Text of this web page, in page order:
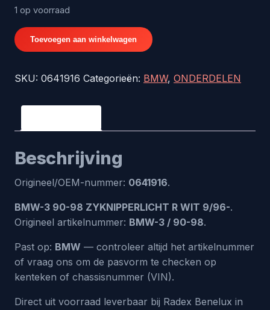
1 op voorraad
BMW-
3
98
-
nr.
aantal
Toevoegen aan winkelwagen
SKU: 0641916 Categorieën: BMW, ONDERDELEN
Beschrijving
Origineel/OEM-nummer: 0641916.
BMW-3 90-98 ZYKNIPPERLICHT R WIT 9/96-.
Origineel artikelnummer: BMW-3 / 90-98.
Past op: BMW — controleer altijd het artikelnummer
of vraag ons om de pasvorm te checken op
kenteken of chassisnummer (VIN).
Direct uit voorraad leverbaar bij Radex Benelux in